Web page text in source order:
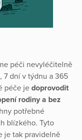
péči nevyléčitelně
7 dní v týdnu a 365
péče je doprovodit
rodiny a bez
potřebné
blízkého. Tyto
je tak pravidelně